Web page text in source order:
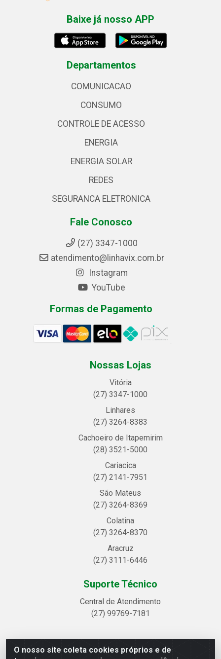
O nosso site coleta cookies próprios e de
Baixe já nosso APP
Departamentos
COMUNICACAO
CONSUMO
CONTROLE DE ACESSO
ENERGIA
ENERGIA SOLAR
REDES
SEGURANCA ELETRONICA
Fale Conosco
(27) 3347-1000
atendimento@linhavix.com.br
Instagram
YouTube
Formas de Pagamento
Nossas Lojas
Vitória
(27) 3347-1000
Linhares
(27) 3264-8383
Cachoeiro de Itapemirim
(28) 3521-5000
Cariacica
(27) 2141-7951
São Mateus
(27) 3264-8369
Colatina
(27) 3264-8370
Aracruz
(27) 3111-6446
Suporte Técnico
Central de Atendimento
(27) 99769-7181
Linhavix Distribuidora LTDA - Avenida Alegre, 2521 -